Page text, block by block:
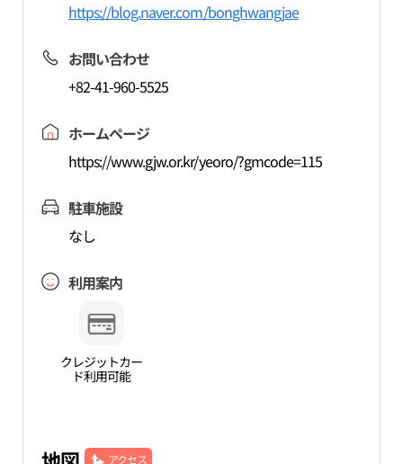
https://blog.naver.com/bonghwangjae
お問い合わせ
+82-41-960-5525
ホームページ
https://www.gjw.or.kr/yeoro/?gmcode=115
駐車施設
なし
利用案内
クレジットカー
ド利用可能
アクセス